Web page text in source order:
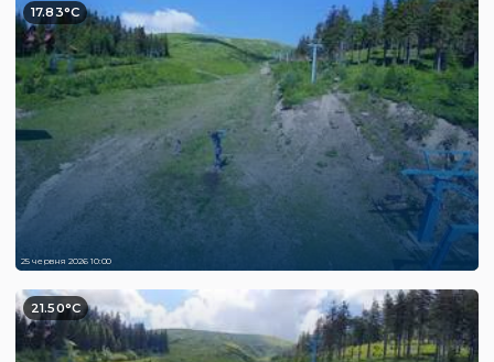
17.83°C
25 червня 2026 10:00
21.50°C